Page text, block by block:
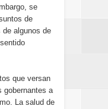
se
de
de algunos de
que versan
gobernantes a
La salud de